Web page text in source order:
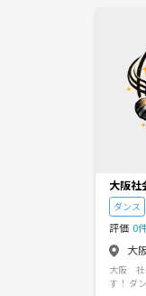
大阪社
OOVE
ダンス
評価 0
大
大阪 社
す！ ダンスが上手くなることはもちろん、 ダンスを楽